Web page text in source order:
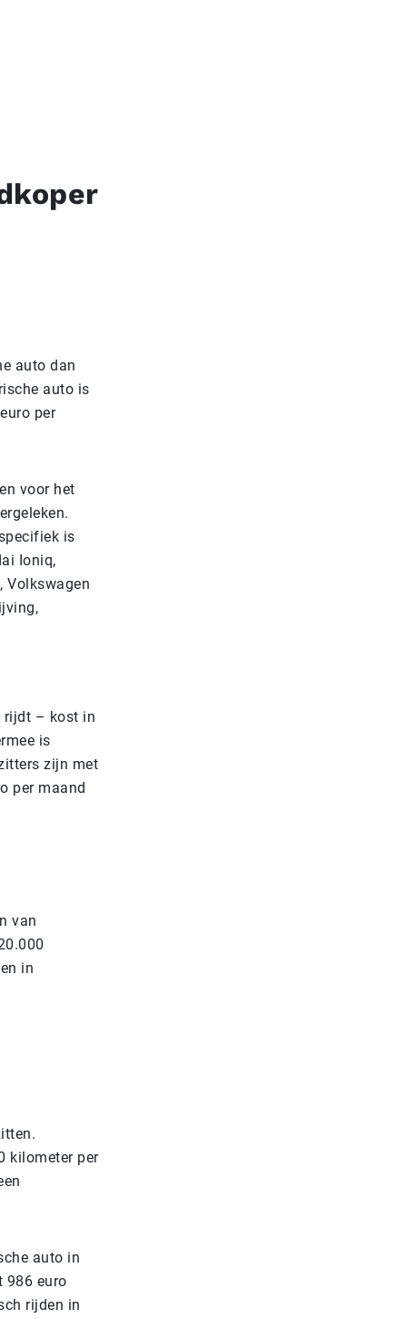
auto dan
auto is
per
voor het
is
Ioniq,
Volkswagen
rijdt – kost in
is
zijn met
per maand
van
in
kilometer per
auto in
986 euro
rijden in